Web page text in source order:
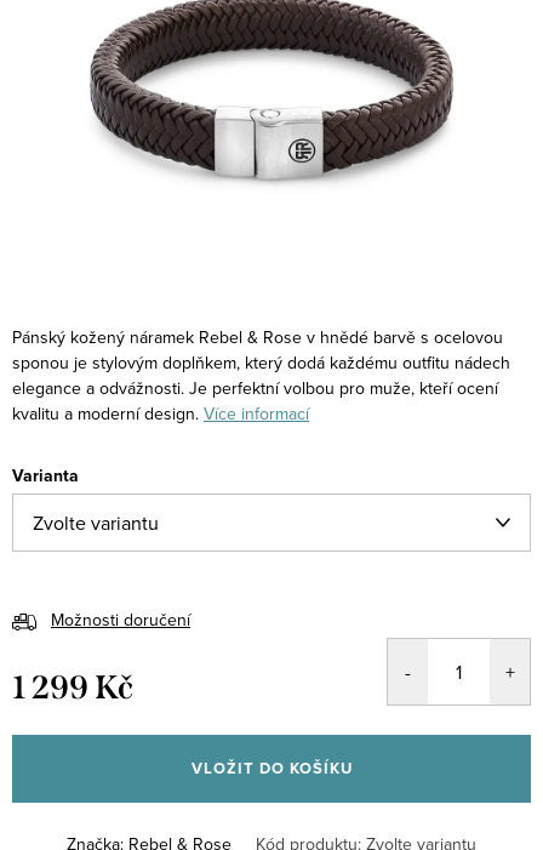
Pánský kožený náramek Rebel & Rose v hnědé barvě s ocelovou
sponou je stylovým doplňkem, který dodá každému outfitu nádech
elegance a odvážnosti. Je perfektní volbou pro muže, kteří ocení
kvalitu a moderní design. Více informací
Varianta
Možnosti doručení
1 299 Kč
cena:
VLOŽIT DO KOŠÍKU
Značka: Rebel & Rose Kód produktu: Zvolte variantu